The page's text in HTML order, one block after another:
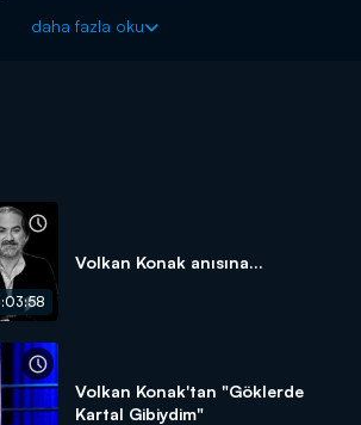
akşamı 20.00'da Kanal D'de!
daha fazla oku
Volkan Konak anısına...
Volkan Konak'tan "Göklerde
Kartal Gibiydim"